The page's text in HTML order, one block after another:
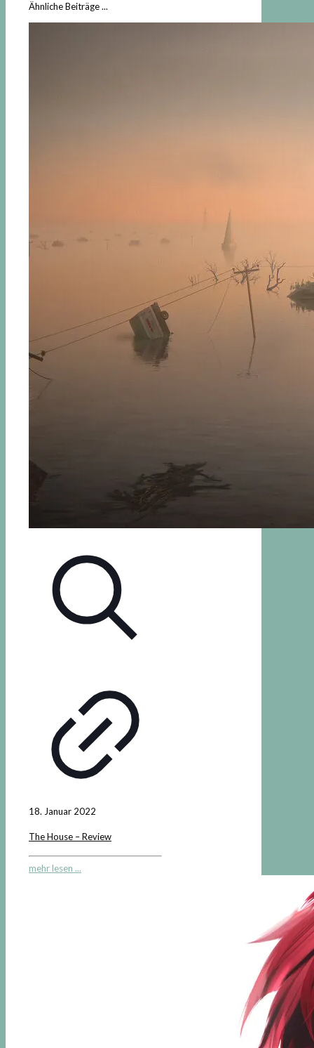
Ähnliche Beiträge ...
18. Januar 2022
The House – Review
mehr lesen ...